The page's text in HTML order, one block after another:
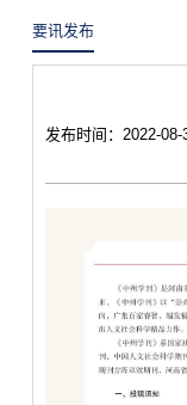
要讯发布
发布时间：2022-